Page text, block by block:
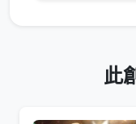
此